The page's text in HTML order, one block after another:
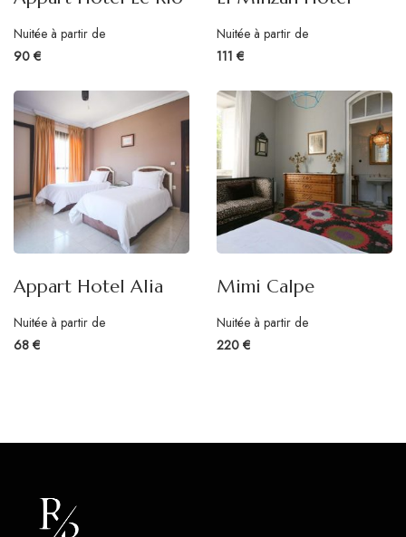
Nuitée à partir de
90 €
Nuitée à partir de
111 €
Appart Hotel Alia
Nuitée à partir de
68 €
Mimi Calpe
Nuitée à partir de
220 €